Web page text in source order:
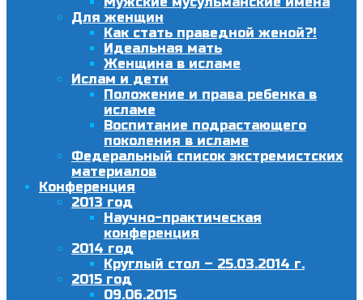
Для женщин
Как стать праведной женой?!
Идеальная мать
Женщина в исламе
Ислам и дети
Положение и права ребенка в
исламе
Воспитание подрастающего
поколения в исламе
Федеральный список экстремистских
материалов
Конференция
2013 год
Научно-практическая
конференция
2014 год
Круглый стол – 25.03.2014 г.
2015 год
09.06.2015